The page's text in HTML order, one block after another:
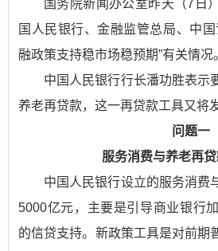
国务院新闻办公室昨天（7日
国人民银行、金融监管总局、中
融政策支持稳市场稳预期”有关情况
中国人民银行行长潘功胜表示
养老再贷款，这一再贷款工具又将
问题一
服务消费与养老再贷
中国人民银行设立的服务消费
5000亿元，主要是引导商业银行
的信贷支持。新政策工具是对前期